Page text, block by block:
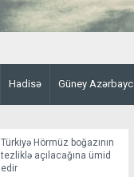
Hadisə Güney
Türkiyə Hörmüz boğazının
tezliklə açılacağına ümid
edir